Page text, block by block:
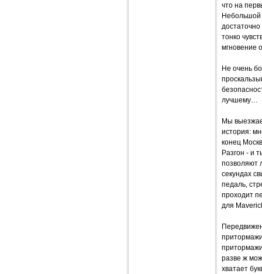
что на
Небольшой
тонко
мгновение
Не очень
лучшему…
Мы
история:
конец
Разгон - и
позволяют
секундах
педаль,
проходит
для
разве ж
хватает